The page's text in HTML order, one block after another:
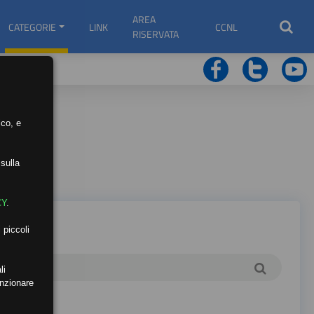
CATEGORIE LINK
AREA
RISERVATA
CCNL
e
.
piccoli